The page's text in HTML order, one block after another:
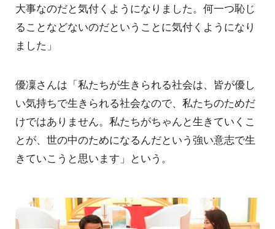
大事なのだと気付くようになりました。何一つ恥じ
ることなどないのだということに気付くようになり
ました」
優凜さんは「私たちが生きられる社会は、皆が優し
い気持ちで生きられる社会なので、私たちのためだ
けではありません。私たちがちゃんと生きていくこ
とが、世の中のためになるんだという強い意志で生
きていこうと思います」という。